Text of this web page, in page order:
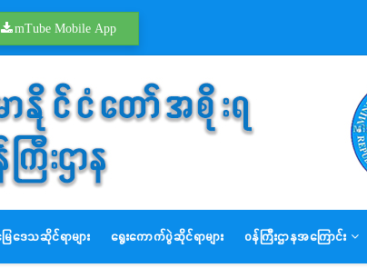
mTube Mobile App
ေဒေသဆိုင်ရာများ ရွေးကောက်ပွဲဆိုင်ရာများ ဝန်ကြီးဌာနအကြောင်း